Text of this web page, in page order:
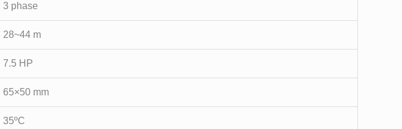
3 phase
28~44 m
7.5 HP
65×50 mm
35ºC